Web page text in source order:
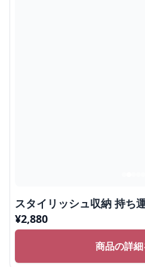
スタイリッシュ収納 持ち
¥2,880
商品の詳